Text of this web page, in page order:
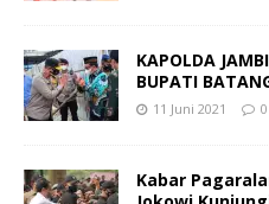
KAPOLDA
BUPATI
11 Juni 2021 0
Kabar